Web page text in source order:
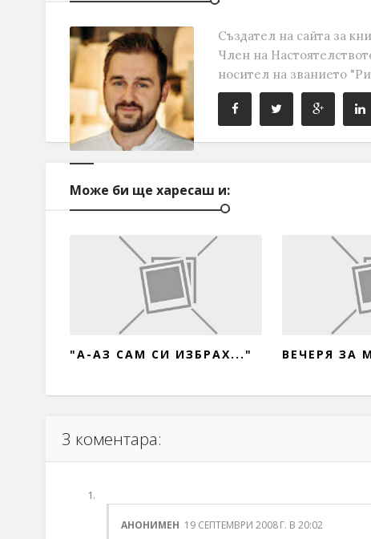
Създател на сайта за
Член на
носител на званието
Може би ще харесаш и:
"А-АЗ САМ СИ ИЗБРАХ..." ВЕЧЕРЯ ЗА
3 коментара:
АНОНИМЕН 19 СЕПТЕМВРИ 2008 Г. В 20:02